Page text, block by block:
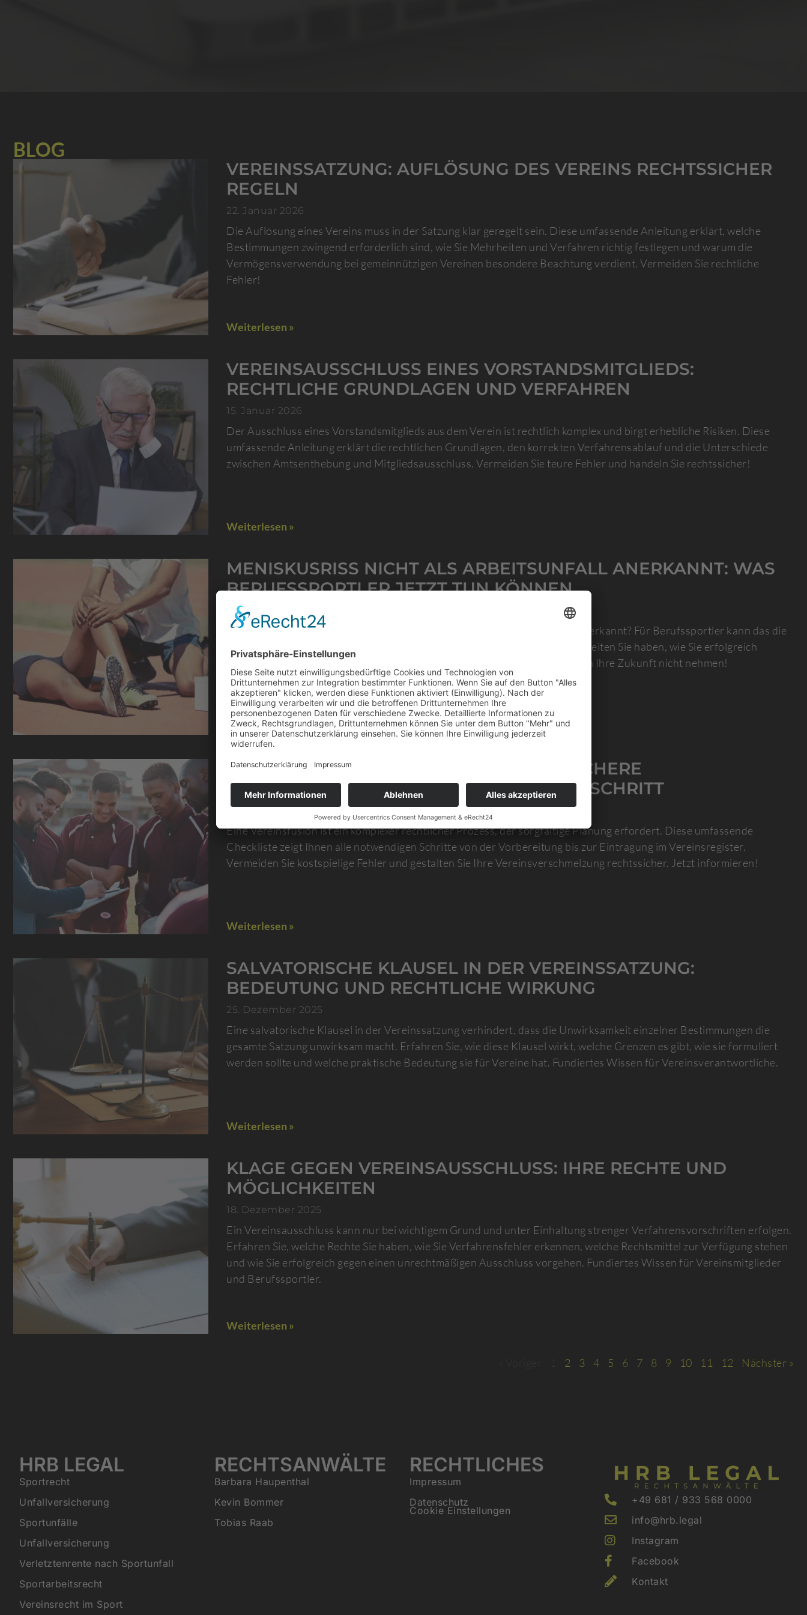
BLOG
VEREINSSATZUNG: AUFLÖSUNG DES VEREINS RECHTSSICHER
REGELN
22. Januar 2026
Die Auflösung eines Vereins muss in der Satzung klar geregelt sein. Diese umfassende Anleitung erklärt, welche
Bestimmungen zwingend erforderlich sind, wie Sie Mehrheiten und Verfahren richtig festlegen und warum die
Vermögensverwendung bei gemeinnützigen Vereinen besondere Beachtung verdient. Vermeiden Sie rechtliche
Fehler!
Weiterlesen »
VEREINSAUSSCHLUSS EINES VORSTANDSMITGLIEDS:
RECHTLICHE GRUNDLAGEN UND VERFAHREN
15. Januar 2026
Der Ausschluss eines Vorstandsmitglieds aus dem Verein ist rechtlich komplex und birgt erhebliche Risiken. Diese
umfassende Anleitung erklärt die rechtlichen Grundlagen, den korrekten Verfahrensablauf und die Unterschiede
zwischen Amtsenthebung und Mitgliedsausschluss. Vermeiden Sie teure Fehler und handeln Sie rechtssicher!
Weiterlesen »
MENISKUSRISS NICHT ALS ARBEITSUNFALL ANERKANNT: WAS
BERUFSSPORTLER JETZT TUN KÖNNEN
8. Januar 2026
Die Berufsgenossenschaft hat Ihren Meniskusriss nicht als Arbeitsunfall anerkannt? Für Berufssportler kann das die
Karriere beenden. Dieser Ratgeber zeigt Ihnen, welche rechtlichen Möglichkeiten Sie haben, wie Sie erfolgreich
Widerspruch einlegen und Ihre Verletztenrente durchsetzen. Lassen Sie sich Ihre Zukunft nicht nehmen!
Weiterlesen »
VEREINSFUSION CHECKLISTE: RECHTSSICHERE
VEREINSVERSCHMELZUNG SCHRITT FÜR SCHRITT
1. Januar 2026
Eine Vereinsfusion ist ein komplexer rechtlicher Prozess, der sorgfältige Planung erfordert. Diese umfassende
Checkliste zeigt Ihnen alle notwendigen Schritte von der Vorbereitung bis zur Eintragung im Vereinsregister.
Vermeiden Sie kostspielige Fehler und gestalten Sie Ihre Vereinsverschmelzung rechtssicher. Jetzt informieren!
Weiterlesen »
SALVATORISCHE KLAUSEL IN DER VEREINSSATZUNG:
BEDEUTUNG UND RECHTLICHE WIRKUNG
25. Dezember 2025
Eine salvatorische Klausel in der Vereinssatzung verhindert, dass die Unwirksamkeit einzelner Bestimmungen die
gesamte Satzung unwirksam macht. Erfahren Sie, wie diese Klausel wirkt, welche Grenzen es gibt, wie sie formuliert
werden sollte und welche praktische Bedeutung sie für Vereine hat. Fundiertes Wissen für Vereinsverantwortliche.
Weiterlesen »
KLAGE GEGEN VEREINSAUSSCHLUSS: IHRE RECHTE UND
MÖGLICHKEITEN
18. Dezember 2025
Ein Vereinsausschluss kann nur bei wichtigem Grund und unter Einhaltung strenger Verfahrensvorschriften erfolgen.
Erfahren Sie, welche Rechte Sie haben, wie Sie Verfahrensfehler erkennen, welche Rechtsmittel zur Verfügung stehen
und wie Sie erfolgreich gegen einen unrechtmäßigen Ausschluss vorgehen. Fundiertes Wissen für Vereinsmitglieder
und Berufssportler.
Weiterlesen »
2 3 4 5 6 7 8 9 10 11 12 Nächster »
HRB LEGAL
Sportrecht
Unfallversicherung
Sportunfälle
Unfallversicherung
Verletztenrente nach Sportunfall
Sportarbeitsrecht
Vereinsrecht im Sport
RECHTSANWÄLTE
Barbara Haupenthal
Kevin Bommer
Tobias Raab
RECHTLICHES
Impressum
Datenschutz
Cookie Einstellungen
+49 681 / 933 568 0000
info@hrb.legal
Instagram
Facebook
Kontakt